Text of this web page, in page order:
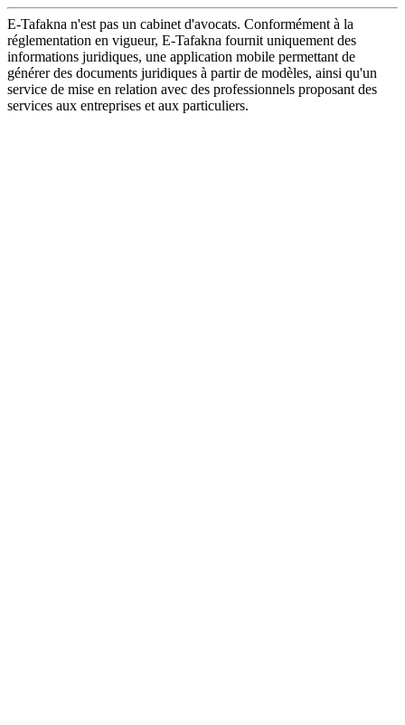
E-Tafakna n'est pas un cabinet d'avocats. Conformément à la
réglementation en vigueur, E-Tafakna fournit uniquement des
informations juridiques, une application mobile permettant de
générer des documents juridiques à partir de modèles, ainsi qu'un
service de mise en relation avec des professionnels proposant des
services aux entreprises et aux particuliers.